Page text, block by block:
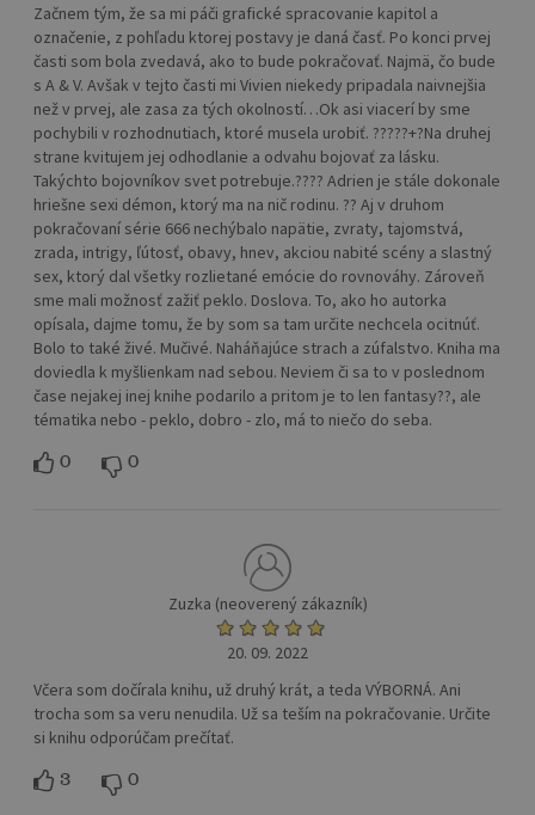
Začnem tým, že sa mi páči grafické spracovanie kapitol a
označenie, z pohľadu ktorej postavy je daná časť. Po konci prvej
časti som bola zvedavá, ako to bude pokračovať. Najmä, čo bude
s A & V. Avšak v tejto časti mi Vivien niekedy pripadala naivnejšia
než v prvej, ale zasa za tých okolností…Ok asi viacerí by sme
pochybili v rozhodnutiach, ktoré musela urobiť. ?????+?Na druhej
strane kvitujem jej odhodlanie a odvahu bojovať za lásku.
Takýchto bojovníkov svet potrebuje.???? Adrien je stále dokonale
hriešne sexi démon, ktorý ma na nič rodinu. ?? Aj v druhom
pokračovaní série 666 nechýbalo napätie, zvraty, tajomstvá,
zrada, intrigy, ľútosť, obavy, hnev, akciou nabité scény a slastný
sex, ktorý dal všetky rozlietané emócie do rovnováhy. Zároveň
sme mali možnosť zažiť peklo. Doslova. To, ako ho autorka
opísala, dajme tomu, že by som sa tam určite nechcela ocitnúť.
Bolo to také živé. Mučivé. Naháňajúce strach a zúfalstvo. Kniha ma
doviedla k myšlienkam nad sebou. Neviem či sa to v poslednom
čase nejakej inej knihe podarilo a pritom je to len fantasy??, ale
tématika nebo - peklo, dobro - zlo, má to niečo do seba.
0 0
Zuzka (neoverený zákazník)
20. 09. 2022
Včera som dočírala knihu, už druhý krát, a teda VÝBORNÁ. Ani
trocha som sa veru nenudila. Už sa teším na pokračovanie. Určite
si knihu odporúčam prečítať.
3 0